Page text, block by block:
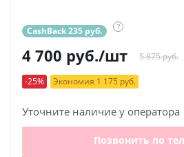
CashBack 235 руб. ?
4 700 руб./шт 5 875 руб.
-25% Экономия 1 175 руб.
Уточните наличие у оператора
Позвонить по